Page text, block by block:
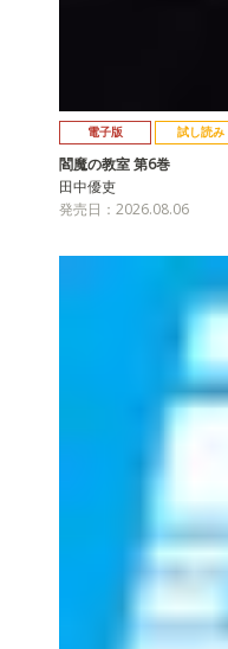
電子版 試し読み
閻魔の教室 第6巻
田中優吏
発売日：2026.08.06